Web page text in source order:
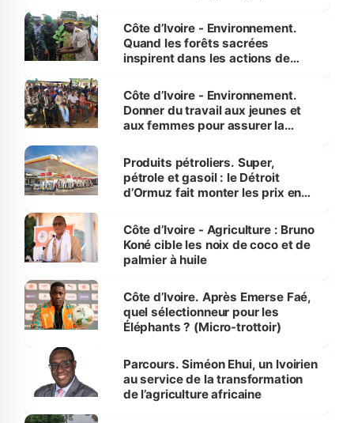
Côte d’Ivoire - Environnement.
Quand les forêts sacrées
inspirent dans les actions de
Côte d’Ivoire - Environnement.
Donner du travail aux jeunes et
aux femmes pour assurer la
menacées
Produits pétroliers. Super,
pétrole et gasoil : le Détroit
d’Ormuz fait monter les prix en
Côte d’Ivoire - Agriculture : Bruno
Koné cible les noix de coco et de
palmier à huile
Côte d’Ivoire. Après Emerse Faé,
quel sélectionneur pour les
Éléphants ? (Micro-trottoir)
Parcours. Siméon Ehui, un Ivoirien
au service de la transformation
de l’agriculture africaine